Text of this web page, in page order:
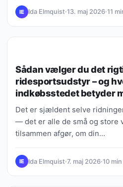
IE Ida Elmquist·13. maj 2026·11
Sådan vælger du det
ridesportsudstyr – og
indkøbsstedet betyder
Det er sjældent selve
— det er alle de små og store
tilsammen afgør, om din…
IE Ida Elmquist·7. maj 2026·10